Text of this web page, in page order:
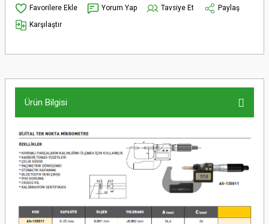
Yorum Yap Tavsiye Et
Paylaş
Karşılaştır
Ürün Bilgisi